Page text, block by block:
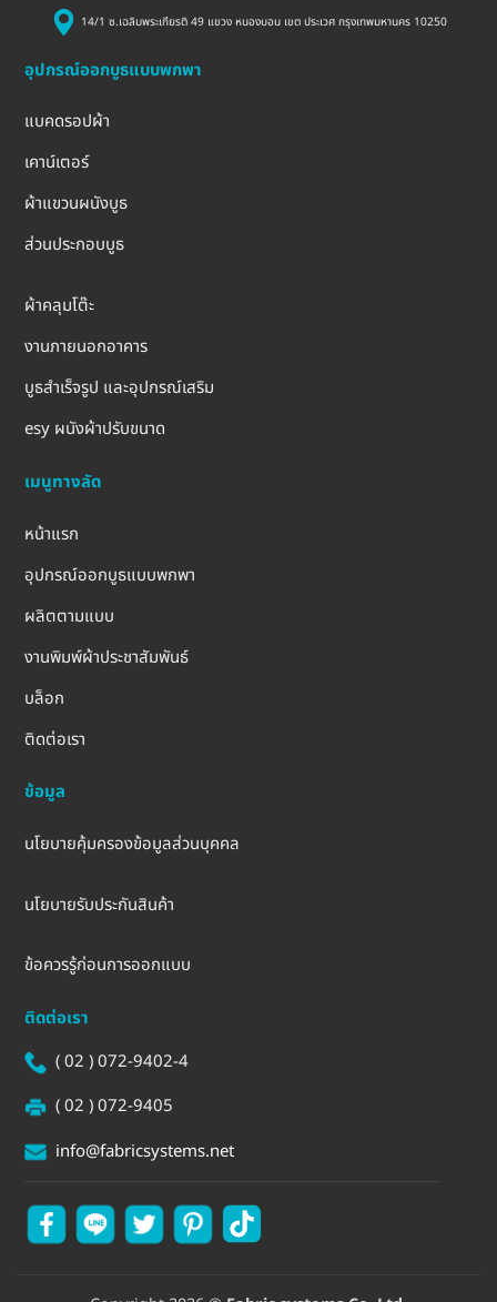
14/1 ซ.เฉลิมพระเกียรติ 49 แขวง หนองบอน เขต ประเวศ กรุงเทพมหานคร 10250
อุปกรณ์ออกบูธแบบพกพา
แบคดรอปผ้า
เคาน์เตอร์
ผ้าแขวนผนังบูธ
ส่วนประกอบบูธ
ผ้าคลุมโต๊ะ
งานภายนอกอาคาร
บูธสำเร็จรูป และอุปกรณ์เสริม
esy ผนังผ้าปรับขนาด
เมนูทางลัด
หน้าแรก
อุปกรณ์ออกบูธแบบพกพา
ผลิตตามแบบ
งานพิมพ์ผ้าประชาสัมพันธ์
บล็อก
ติดต่อเรา
ข้อมูล
นโยบายคุ้มครองข้อมูลส่วนบุคคล
นโยบายรับประกันสินค้า
ข้อควรรู้ก่อนการออกแบบ
ติดต่อเรา
( 02 ) 072-9402-4
( 02 ) 072-9405
info@fabricsystems.net